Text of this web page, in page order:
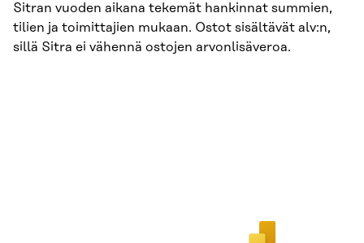
Sitran vuoden aikana tekemät hankinnat summien,
tilien ja toimittajien mukaan. Ostot sisältävät alv:n,
sillä Sitra ei vähennä ostojen arvonlisäveroa.